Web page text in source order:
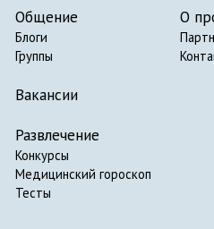
Общение
Блоги
Группы
Вакансии
Развлечение
Конкурсы
Медицинский гороскоп
Тесты
О